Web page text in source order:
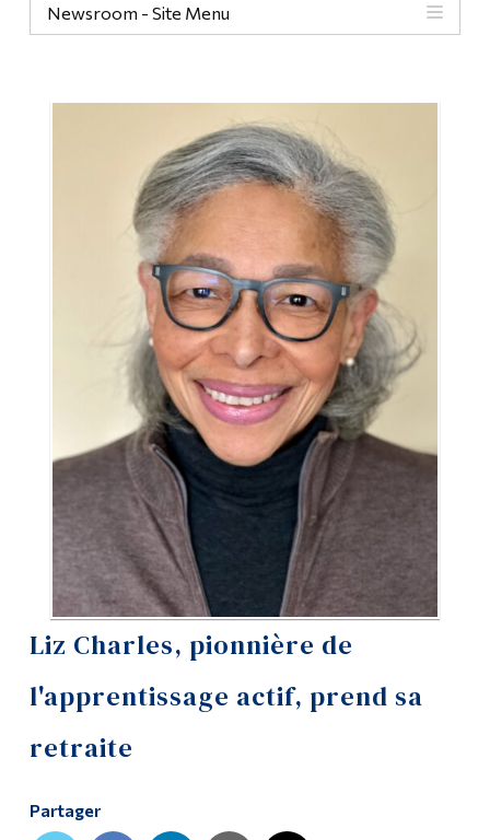
Newsroom - Site Menu
Liz Charles, pionnière de
l'apprentissage actif, prend sa
retraite
Partager
Liens rapides
Outils
Liens
Menu principal
Programmes
Formation continue
Admissions
La vie à Dawson
Qui vous êtes
Futurs étudiants
Étudiants actuels
Corps enseignant et
personnel administratif
Diplômé·es et visiteur·euses